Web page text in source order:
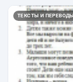
ТЕКСТЫ И ПЕРЕВОДЫ